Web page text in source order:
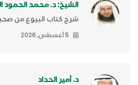
الشيخ: د. محمد الحمود
شرح كتاب البيوع من
5 أغسطس, 2026
د. أمير الحداد